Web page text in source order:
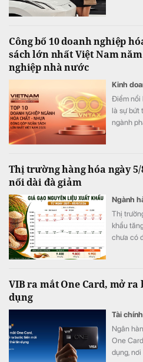
danh
Công bố 10 doanh nghiệp
sách lớn nhất Việt Nam
nghiệp nhà nước
Kinh
Điểm nổi
là sự bứt
ngành
Stavian
Thị trường hàng hóa ngày
nối dài đà giảm
Ngành
Thị
khẩu
chưa có
VIB ra mắt One Card, mở
dụng
Tài chính
Ngân
One
dụng,